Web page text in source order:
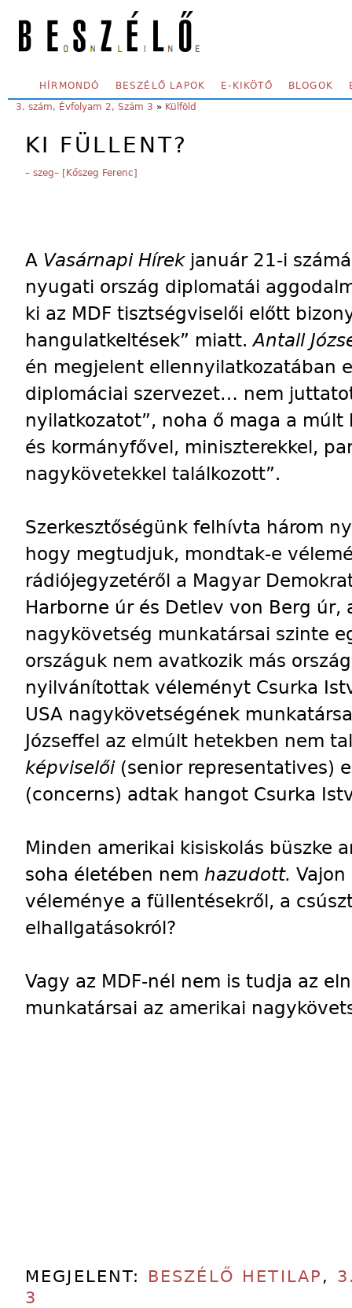
SECONDARY MENU
HÍRMONDÓ BESZÉLŐ LAPOK E-KIKÖTŐ BLOGOK
YOU ARE HERE:
3. szám, Évfolyam 2, Szám 3 » Külföld
KI FÜLLENT?
– szeg– [Kőszeg Ferenc]
A Vasárnapi Hírek január 21-i
nyugati ország diplomatái
ki az MDF tisztségviselői előtt
hangulatkeltések” miatt.Antall
én megjelent ellennyilatkozatában
diplomáciai szervezet… nem
nyilatkozatot”, noha ő maga a múlt
és kormányfővel, miniszterekkel,
nagykövetekkel találkozott”.
Szerkesztőségünk felhívta három
hogy megtudjuk, mondtak-e
rádiójegyzetéről a Magyar
Harborne úr és Detlev von Berg úr,
nagykövetség munkatársai szinte
országuk nem avatkozik más
nyilvánítottak véleményt Csurka
USA nagykövetségének
Józseffel az elmúlt hetekben nem
képviselői (senior representatives)
(concerns) adtak hangot Csurka
Minden amerikai kisiskolás büszke
soha életében nem hazudott.
véleménye a füllentésekről, a
elhallgatásokról?
Vagy az MDF-nél nem is tudja az
munkatársai az amerikai
MEGJELENT: BESZÉLŐ HETILAP ,
3